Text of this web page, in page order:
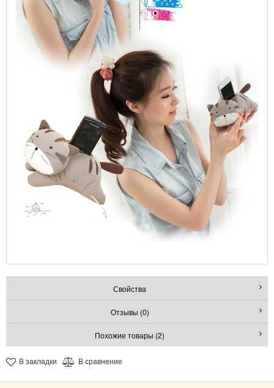
Свойства
Отзывы (0)
Похожие товары (2)
В закладки В сравнение